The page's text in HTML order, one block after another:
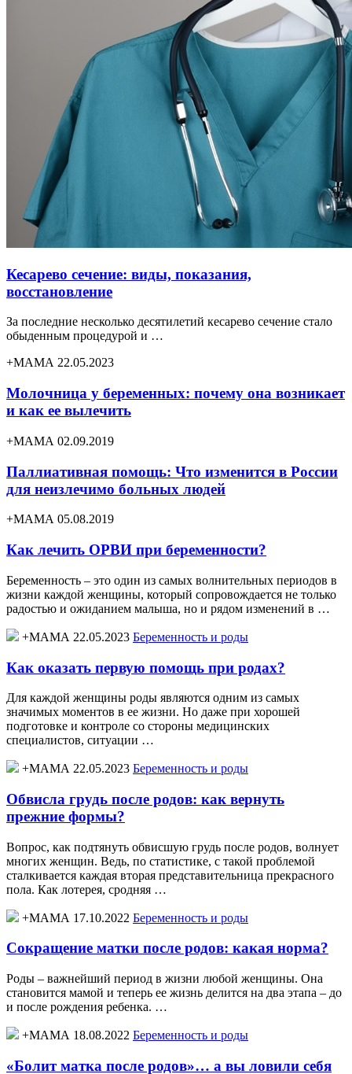
Кесарево сечение: виды, показания,
восстановление
За последние несколько десятилетий кесарево сечение стало
обыденным процедурой и …
+МАМА 22.05.2023
Молочница у беременных: почему она возникает
и как ее вылечить
+МАМА 02.09.2019
Паллиативная помощь: Что изменится в России
для неизлечимо больных людей
+МАМА 05.08.2019
Как лечить ОРВИ при беременности?
Беременность – это один из самых волнительных периодов в
жизни каждой женщины, который сопровождается не только
радостью и ожиданием малыша, но и рядом изменений в …
+МАМА 22.05.2023 Беременность и роды
Как оказать первую помощь при родах?
Для каждой женщины роды являются одним из самых
значимых моментов в ее жизни. Но даже при хорошей
подготовке и контроле со стороны медицинских
специалистов, ситуации …
+МАМА 22.05.2023 Беременность и роды
Обвисла грудь после родов: как вернуть
прежние формы?
Вопрос, как подтянуть обвисшую грудь после родов, волнует
многих женщин. Ведь, по статистике, с такой проблемой
сталкивается каждая вторая представительница прекрасного
пола. Как лотерея, сродняя …
+МАМА 17.10.2022 Беременность и роды
Сокращение матки после родов: какая норма?
Роды – важнейший период в жизни любой женщины. Она
становится мамой и теперь ее жизнь делится на два этапа – до
и после рождения ребенка. …
+МАМА 18.08.2022 Беременность и роды
«Болит матка после родов»… а вы ловили себя